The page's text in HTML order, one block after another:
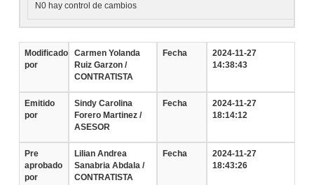
N0 hay control de cambios
Modificado
por
Carmen Yolanda
Ruiz Garzon /
CONTRATISTA
Fecha
2024-11-27
14:38:43
Emitido
por
Sindy Carolina
Forero Martinez /
ASESOR
Fecha
2024-11-27
18:14:12
Pre
aprobado
por
Lilian Andrea
Sanabria Abdala /
CONTRATISTA
Fecha
2024-11-27
18:43:26